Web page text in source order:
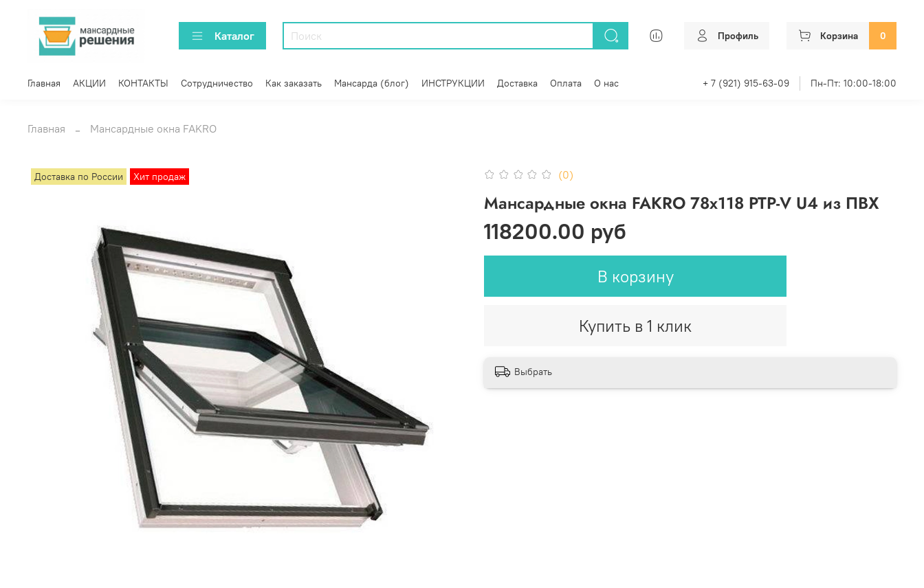
Каталог Профиль Корзина 0
Главная АКЦИИ КОНТАКТЫ Сотрудничество Как заказать Мансарда (блог) ИНСТРУКЦИИ Доставка Оплата О нас + 7 (921) 915-63-09 Пн-Пт: 10:00-18:00
Главная Мансардные окна FAKRO
Доставка по России Хит продаж (0)
Мансардные окна FAKRO 78х118 PTP-V U4 из ПВХ
118200.00 руб
В корзину
Купить в 1 клик
Выбрать